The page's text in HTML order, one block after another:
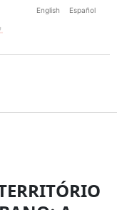
English Español